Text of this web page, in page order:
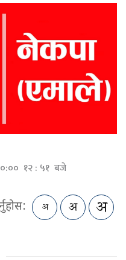
१२ : ५१ बजे